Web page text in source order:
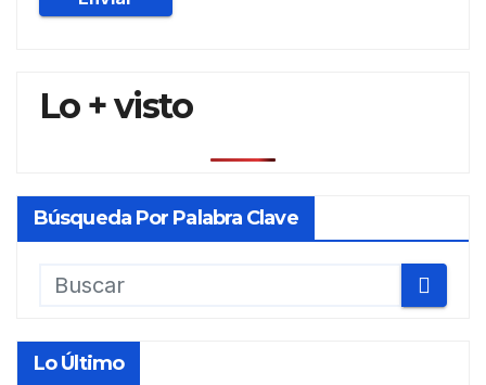
Lo + visto
Búsqueda Por Palabra Clave
Lo Último